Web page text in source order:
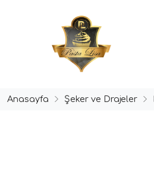
Anasayfa Şeker ve Drajeler